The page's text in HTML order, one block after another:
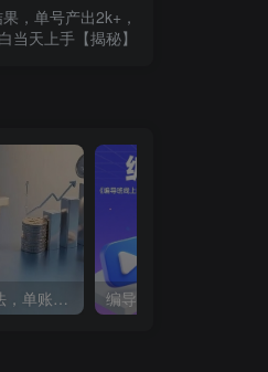
，单号产出2k+，
当天上手【揭秘】
蝴蝶号银发经济新玩法，单账号单日盈利1k+适合小白操作简单